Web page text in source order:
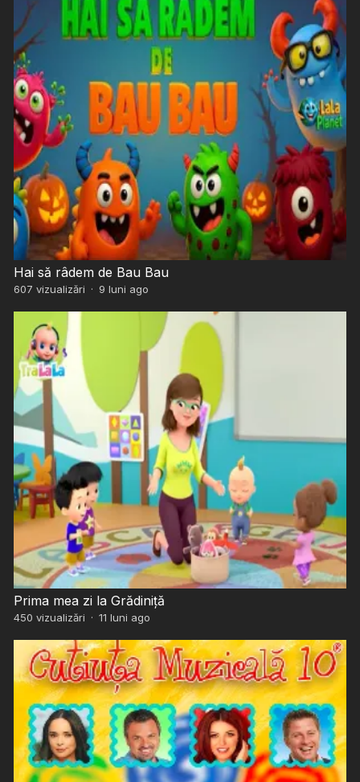
Hai să râdem de Bau Bau
607 vizualizări · 9 luni ago
Prima mea zi la Grădiniță
450 vizualizări · 11 luni ago